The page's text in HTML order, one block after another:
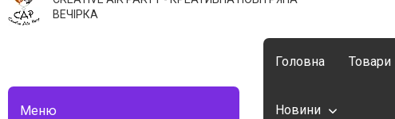
ВЕЧІРКА
Головна Товари
Новини